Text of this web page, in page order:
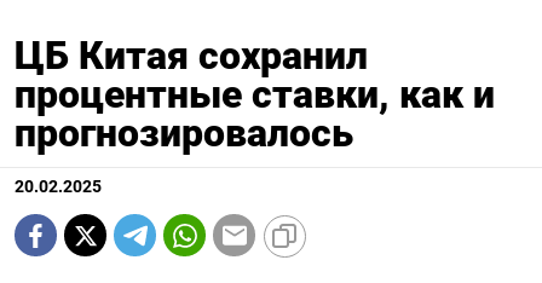
ЦБ Китая сохранил
процентные ставки, как и
прогнозировалось
20.02.2025